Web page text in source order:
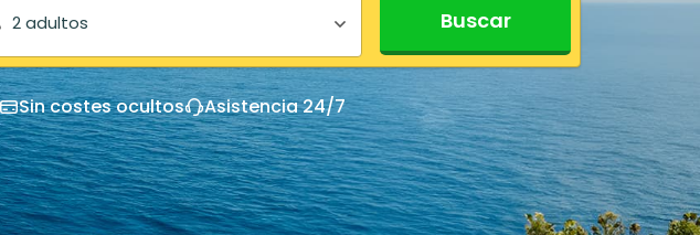
2 adultos Buscar
Sin costes ocultos Asistencia 24/7